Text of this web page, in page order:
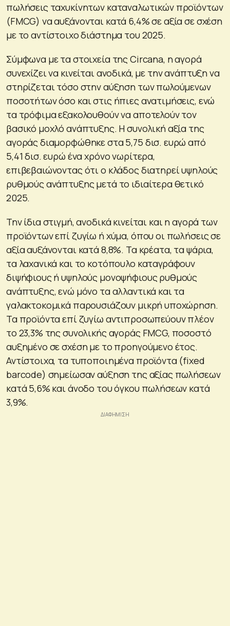
πωλήσεις ταχυκίνητων καταναλωτικών προϊόντων
(FMCG) να αυξάνονται κατά 6,4% σε αξία σε σχέση
με το αντίστοιχο διάστημα του 2025.
Σύμφωνα με τα στοιχεία της Circana, η αγορά
συνεχίζει να κινείται ανοδικά, με την ανάπτυξη να
στηρίζεται τόσο στην αύξηση των πωλούμενων
ποσοτήτων όσο και στις ήπιες ανατιμήσεις, ενώ
τα τρόφιμα εξακολουθούν να αποτελούν τον
βασικό μοχλό ανάπτυξης. Η συνολική αξία της
αγοράς διαμορφώθηκε στα 5,75 δισ. ευρώ από
5,41 δισ. ευρώ ένα χρόνο νωρίτερα,
επιβεβαιώνοντας ότι ο κλάδος διατηρεί υψηλούς
ρυθμούς ανάπτυξης μετά το ιδιαίτερα θετικό
2025.
Την ίδια στιγμή, ανοδικά κινείται και η αγορά των
προϊόντων επί ζυγίω ή χύμα, όπου οι πωλήσεις σε
αξία αυξάνονται κατά 8,8%. Τα κρέατα, τα ψάρια,
τα λαχανικά και το κοτόπουλο καταγράφουν
διψήφιους ή υψηλούς μονοψήφιους ρυθμούς
ανάπτυξης, ενώ μόνο τα αλλαντικά και τα
γαλακτοκομικά παρουσιάζουν μικρή υποχώρηση.
Τα προϊόντα επί ζυγίω αντιπροσωπεύουν πλέον
το 23,3% της συνολικής αγοράς FMCG, ποσοστό
αυξημένο σε σχέση με το προηγούμενο έτος.
Αντίστοιχα, τα τυποποιημένα προϊόντα (fixed
barcode) σημείωσαν αύξηση της αξίας πωλήσεων
κατά 5,6% και άνοδο του όγκου πωλήσεων κατά
3,9%.